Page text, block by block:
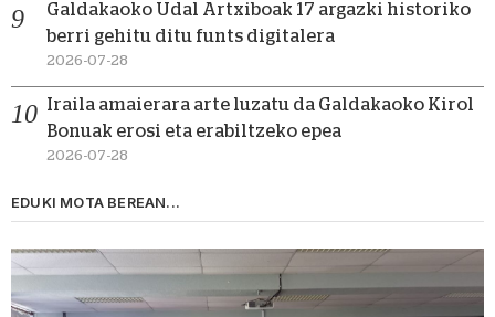
Galdakaoko Udal Artxiboak 17 argazki historiko
berri gehitu ditu funts digitalera
2026-07-28
Iraila amaierara arte luzatu da Galdakaoko Kirol
Bonuak erosi eta erabiltzeko epea
2026-07-28
EDUKI MOTA BEREAN...